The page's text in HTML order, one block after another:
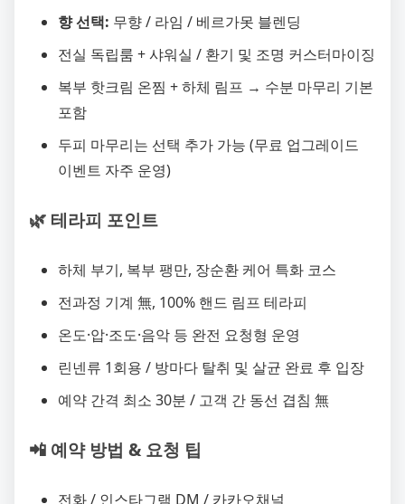
향 선택: 무향 / 라임 / 베르가못 블렌딩
전실 독립룸 + 샤워실 / 환기 및 조명 커스터마이징
복부 핫크림 온찜 + 하체 림프 → 수분 마무리 기본
포함
두피 마무리는 선택 추가 가능 (무료 업그레이드
이벤트 자주 운영)
🌿 테라피 포인트
하체 부기, 복부 팽만, 장순환 케어 특화 코스
전과정 기계 無, 100% 핸드 림프 테라피
온도·압·조도·음악 등 완전 요청형 운영
린넨류 1회용 / 방마다 탈취 및 살균 완료 후 입장
예약 간격 최소 30분 / 고객 간 동선 겹침 無
📲 예약 방법 & 요청 팁
전화 / 인스타그램 DM / 카카오채널